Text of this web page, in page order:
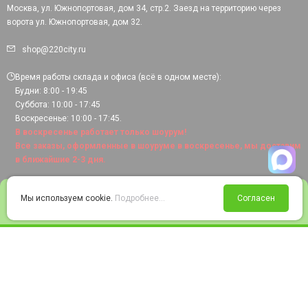
Войти Избранное Корзина
Москва, ул. Южнопортовая, дом 34, стр.2. Заезд на территорию через
ворота ул. Южнопортовая, дом 32.
shop@220city.ru
Время работы склада и офиса (всё в одном месте):
Будни: 8:00 - 19:45
Суббота: 10:00 - 17:45
Воскресенье: 10:00 - 17:45.
В воскресенье работает только шоурум!
Все заказы, оформленные в шоуруме в воскресенье, мы доставим
в ближайшие 2-3 дня.
Мы используем cookie. Подробнее... Согласен